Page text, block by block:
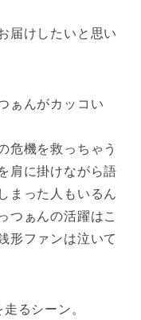
届けしたいと思い
ぁんがカッコい
危機を救っちゃう
肩に掛けながら語
まった人もいるん
つぁんの活躍はこ
形ファンは泣いて
るシーン。